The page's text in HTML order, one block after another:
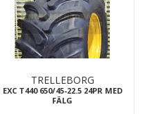
TRELLEBORG
EXC T440 650/45-22.5 24PR MED
FÄLG